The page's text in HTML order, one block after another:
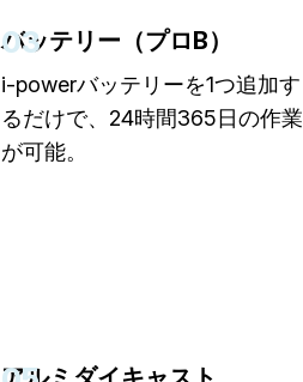
03
バッテリー（プロB）
i-powerバッテリーを1つ追加す
るだけで、24時間365日の作業
が可能。